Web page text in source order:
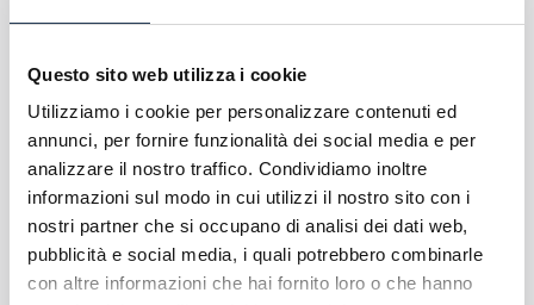
Questo sito web utilizza i cookie
Utilizziamo i cookie per personalizzare contenuti ed
annunci, per fornire funzionalità dei social media e per
analizzare il nostro traffico. Condividiamo inoltre
informazioni sul modo in cui utilizzi il nostro sito con i
nostri partner che si occupano di analisi dei dati web,
pubblicità e social media, i quali potrebbero combinarle
con altre informazioni che hai fornito loro o che hanno
avranno soddisfatto tutti i requisiti e superato la
prova finale, consistente nella redazione e
discussione di una tesina, riceveranno un Diploma
di Master di I livello in “Mindfulness e
Neuroscienze della Salute”.